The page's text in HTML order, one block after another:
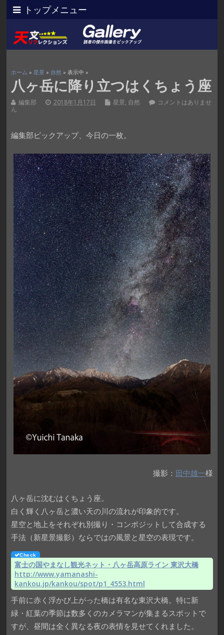
トップメニュー
ホーム » 星景» 自然» 表示中 »
八ヶ岳に降り立つはくちょう座
編集部 2018年1月17日 星景, 自然
コメントはありませ
ん
編集部ピックアップ、今日の一枚。
撮影： 田中雄一様
八ヶ岳に沈むはくちょう座。
白く輝く八ヶ岳と濃い天の川の流れが印象的です。
星空と地上をそれぞれ別撮り・コンポジットして合成する
手法（新星景撮影）ならではの風景と星空の表現です。
富士の国やまなし観光ネット・八ヶ岳高原ライン 東沢大橋
http://www.yamanashi-
kankou.jp/kankou/spot/p1_4553.html
手前に赤く浮かび上がった橋は有名な東沢大橋。特に新
緑・紅葉の季節は数多くのカメラマンが集まるスポットで
すが、昼間は全く異なる夜の表情を見せてくれました。